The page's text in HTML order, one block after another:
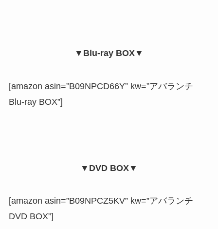
▼Blu-ray BOX▼
[amazon asin=”B09NPCD66Y” kw=”アバランチ
Blu-ray BOX”]
▼DVD BOX▼
[amazon asin=”B09NPCZ5KV” kw=”アバランチ
DVD BOX”]